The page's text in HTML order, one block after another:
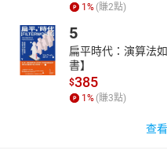
1% (賺2點)
5
扁平時代：演算法
書】
$385
1% (賺3點)
查